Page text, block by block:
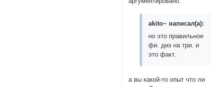
akito~ написал(а):
но это правильное
фи. диз на три. и
это факт.
а вы какой-то опыт что ли